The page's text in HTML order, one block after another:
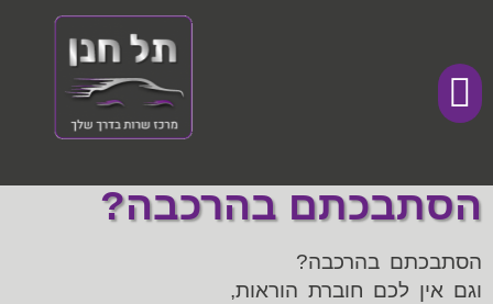
הסתבכתם בהרכבה?
הסתבכתם בהרכבה?
וגם אין לכם חוברת הוראות,